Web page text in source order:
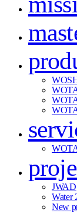
JWAD
Water
New